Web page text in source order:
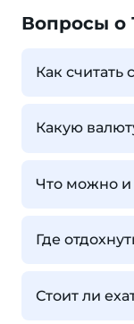
Вопросы о
Как считать
Какую
Что можно и
Где
Стоит ли